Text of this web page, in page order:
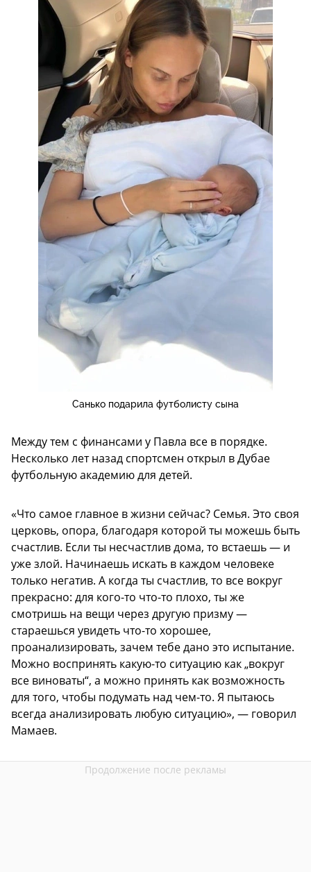
Санько подарила футболисту сына
Между тем с финансами у Павла все в порядке.
Несколько лет назад спортсмен открыл в Дубае
футбольную академию для детей.
«Что самое главное в жизни сейчас? Семья. Это своя
церковь, опора, благодаря которой ты можешь быть
счастлив. Если ты несчастлив дома, то встаешь — и
уже злой. Начинаешь искать в каждом человеке
только негатив. А когда ты счастлив, то все вокруг
прекрасно: для кого-то что-то плохо, ты же
смотришь на вещи через другую призму —
стараешься увидеть что-то хорошее,
проанализировать, зачем тебе дано это испытание.
Можно воспринять какую-то ситуацию как „вокруг
все виноваты“, а можно принять как возможность
для того, чтобы подумать над чем-то. Я пытаюсь
всегда анализировать любую ситуацию», — говорил
Мамаев.